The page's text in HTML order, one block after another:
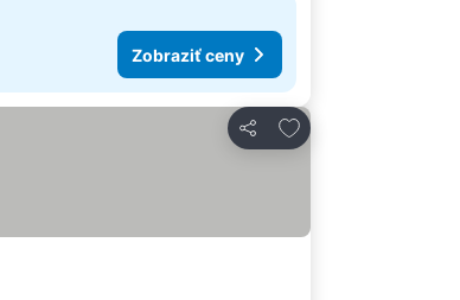
Zobraziť ceny
Zdieľať
Pridať do obľúbených